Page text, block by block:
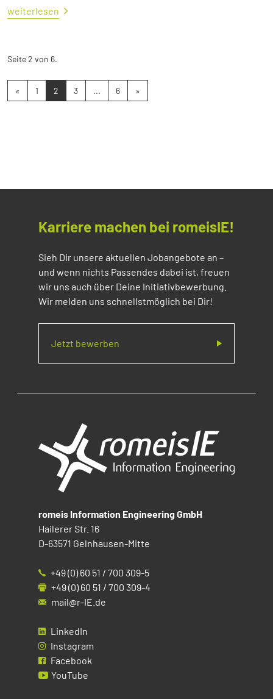
weiterlesen
Seite 2 von 6.
« 1 2 3 ... 6 »
Karriere machen bei romeisIE!
Sieh Dir unsere aktuellen Jobangebote an –
und wenn nichts Passendes dabei ist, freuen
wir uns auch über Deine Initiativbewerbung.
Wir melden uns schnellstmöglich bei Dir!
Jetzt bewerben
romeis Information Engineering GmbH
Hailerer Str. 16
D-63571 Gelnhausen-Mitte
+49 (0) 60 51 / 700 309-5
+49 (0) 60 51 / 700 309-4
mail@r-IE.de
LinkedIn
Instagram
Facebook
YouTube